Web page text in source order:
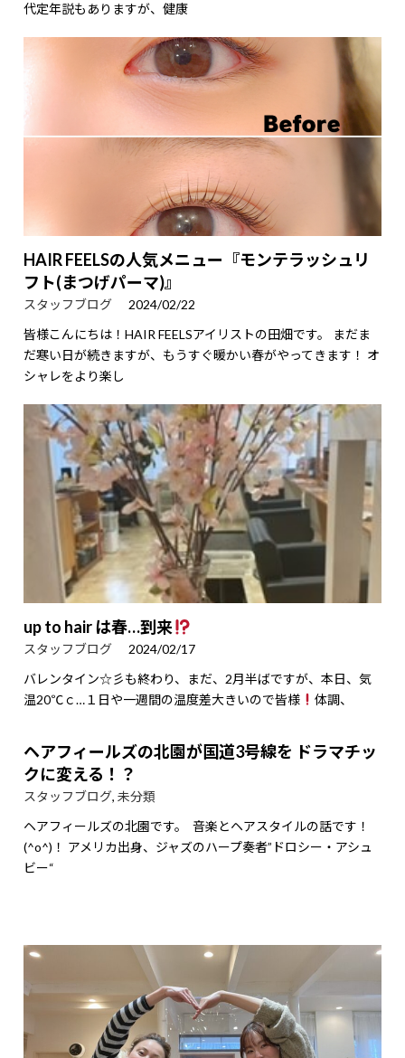
代定年説もありますが、健康
HAIR FEELSの人気メニュー『モンテラッシュリ
フト(まつげパーマ)』
スタッフブログ
2024/02/22
皆様こんにちは！HAIR FEELSアイリストの田畑です。 まだま
だ寒い日が続きますが、もうすぐ暖かい春がやってきます！ オ
シャレをより楽し
up to hair は春…到来
スタッフブログ
2024/02/17
バレンタイン☆彡も終わり、まだ、2月半ばですが、本日、気
温20℃ｃ…１日や一週間の温度差大きいので皆様
体調、
ヘアフィールズの北園が国道3号線を ドラマチッ
クに変える！？
スタッフブログ,未分類
ヘアフィールズの北園です。 音楽とヘアスタイルの話です！
(^o^)！ アメリカ出身、ジャズのハープ奏者”ドロシー・アシュ
ビー“